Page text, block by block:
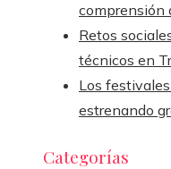
comprensión
Retos
técnicos en
Los
estrenando
Categorías